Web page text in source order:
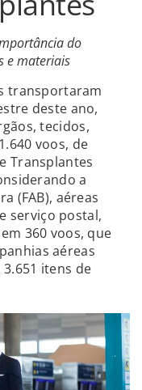
do
e materiais
transportaram
deste ano,
tecidos,
voos, de
Transplantes
a
(FAB), aéreas
serviço postal,
360 voos, que
aéreas
itens de